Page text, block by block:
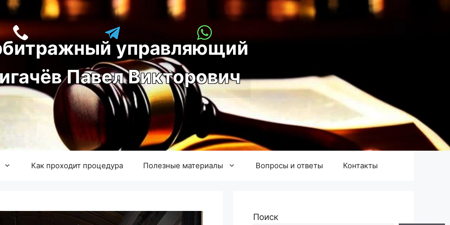
управляющий
игачёв Павел Викторович
Как проходит процедура Полезные материалы Вопросы и ответы Контакты
Поиск